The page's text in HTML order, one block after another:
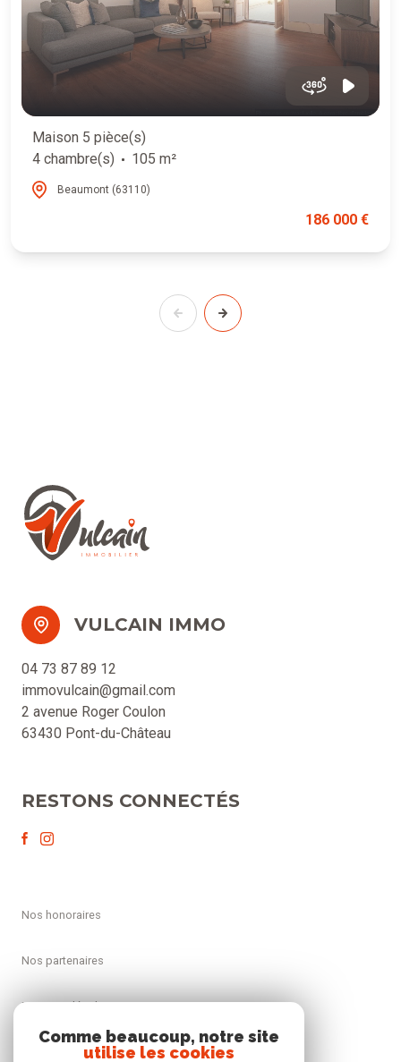
Maison 5 pièce(s)
4 chambre(s)
105 m²
Beaumont (63110)
186 000 €
VULCAIN IMMO
04 73 87 89 12
immovulcain@gmail.com
2 avenue Roger Coulon
63430 Pont-du-Château
RESTONS CONNECTÉS
nos honoraires
nos partenaires
mentions légales
Comme beaucoup, notre site
utilise les cookies